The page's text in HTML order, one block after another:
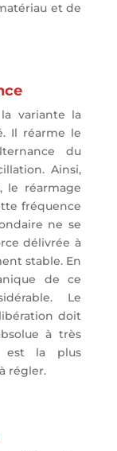
et de
variante la
Il réarme le
du
Ainsi,
le réarmage
fréquence
ne se
délivrée à
stable. En
de ce
Le
doit
à très
est la plus
régler.